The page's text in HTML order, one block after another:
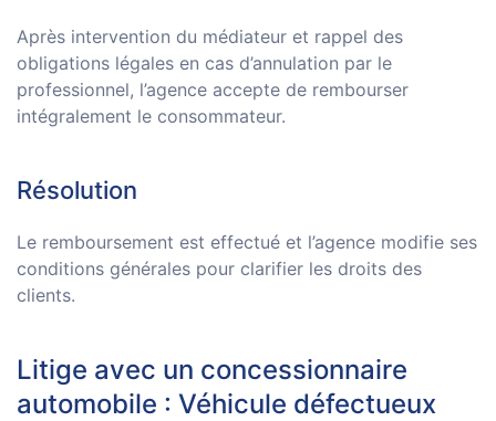
Après intervention du médiateur et rappel des
obligations légales en cas d’annulation par le
professionnel, l’agence accepte de rembourser
intégralement le consommateur.
Résolution
Le remboursement est effectué et l’agence modifie ses
conditions générales pour clarifier les droits des
clients.
Litige avec un concessionnaire
automobile : Véhicule défectueux